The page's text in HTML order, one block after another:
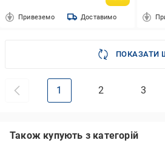
Привеземо Доставимо
ПОКАЗАТИ
1 2 3
Також купують з категорій